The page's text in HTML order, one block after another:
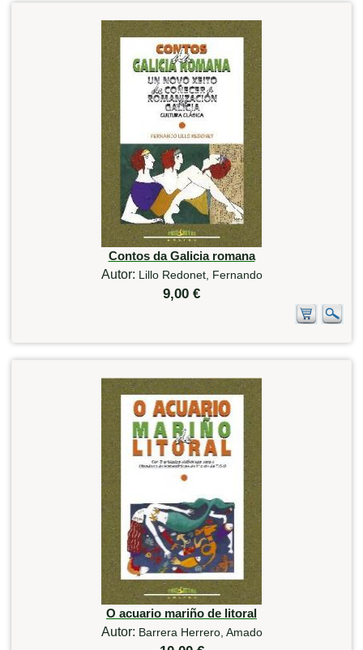
Contos da Galicia romana
Autor: Lillo Redonet, Fernando
9,00 €
O acuario mariño de litoral
Autor: Barrera Herrero, Amado